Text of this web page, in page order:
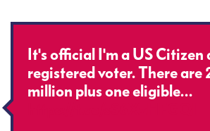
It's official I'm a US Citizen
registered voter. There are
million plus one eligible…